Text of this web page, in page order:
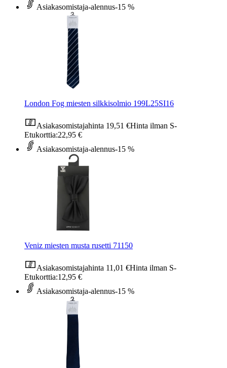
Asiakasomistaja-alennus-15 %
London Fog miesten silkkisolmio 199L25SI16
Asiakasomistajahinta 19,51 €Hinta ilman S-
Etukorttia:22,95 €
Asiakasomistaja-alennus-15 %
Veniz miesten musta rusetti 71150
Asiakasomistajahinta 11,01 €Hinta ilman S-
Etukorttia:12,95 €
Asiakasomistaja-alennus-15 %